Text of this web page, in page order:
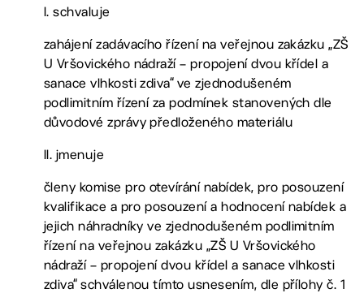
I. schvaluje
zahájení zadávacího řízení na veřejnou zakázku „ZŠ
U Vršovického nádraží – propojení dvou křídel a
sanace vlhkosti zdiva“ ve zjednodušeném
podlimitním řízení za podmínek stanovených dle
důvodové zprávy předloženého materiálu
II. jmenuje
členy komise pro otevírání nabídek, pro posouzení
kvalifikace a pro posouzení a hodnocení nabídek a
jejich náhradníky ve zjednodušeném podlimitním
řízení na veřejnou zakázku „ZŠ U Vršovického
nádraží – propojení dvou křídel a sanace vlhkosti
zdiva“ schválenou tímto usnesením, dle přílohy č. 1